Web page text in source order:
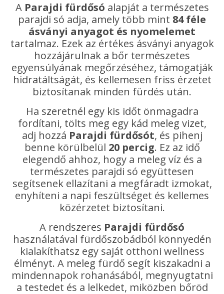
A Parajdi fürdősó alapját a természetes
parajdi só adja, amely több mint 84 féle
ásványi anyagot és nyomelemet
tartalmaz. Ezek az értékes ásványi anyagok
hozzájárulnak a bőr természetes
egyensúlyának megőrzéséhez, támogatják
hidratáltságát, és kellemesen friss érzetet
biztosítanak minden fürdés után.
Ha szeretnél egy kis időt önmagadra
fordítani, tölts meg egy kád meleg vizet,
adj hozzá Parajdi fürdősót, és pihenj
benne körülbelül 20 percig. Ez az idő
elegendő ahhoz, hogy a meleg víz és a
természetes parajdi só együttesen
segítsenek ellazítani a megfáradt izmokat,
enyhíteni a napi feszültséget és kellemes
közérzetet biztosítani.
A rendszeres Parajdi fürdősó
használatával fürdőszobádból könnyedén
kialakíthatsz egy saját otthoni wellness
élményt. A meleg fürdő segít kiszakadni a
mindennapok rohanásából, megnyugtatni
a testedet és a lelkedet, miközben bőröd